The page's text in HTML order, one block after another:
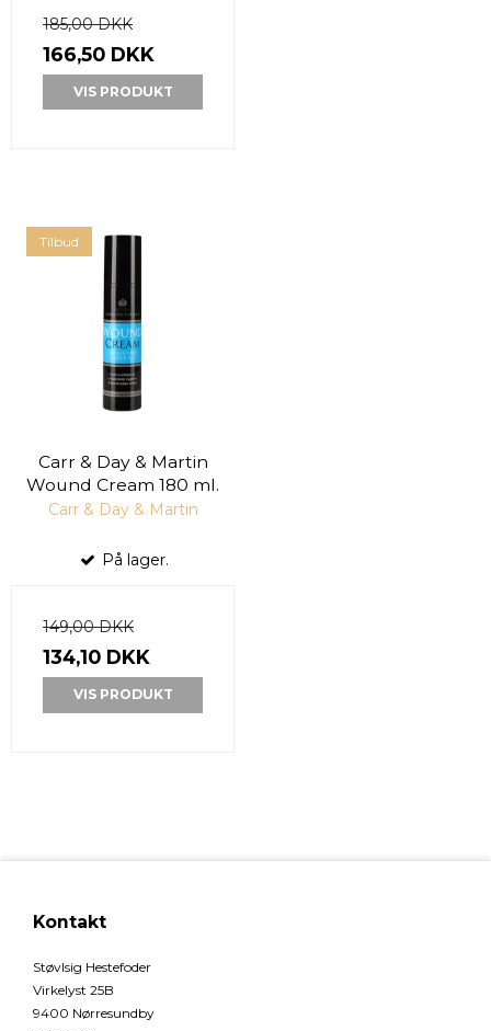
185,00 DKK
166,50 DKK
VIS PRODUKT
Tilbud
Carr & Day & Martin
Wound Cream 180 ml.
Carr & Day & Martin
På lager.
149,00 DKK
134,10 DKK
VIS PRODUKT
Kontakt
Støvlsig Hestefoder
Virkelyst 25B
9400 Nørresundby